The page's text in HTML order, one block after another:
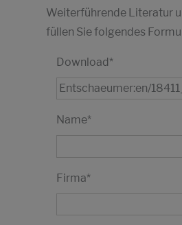
Weiterführende Literatur
füllen Sie folgendes
Download*
Name*
Firma*